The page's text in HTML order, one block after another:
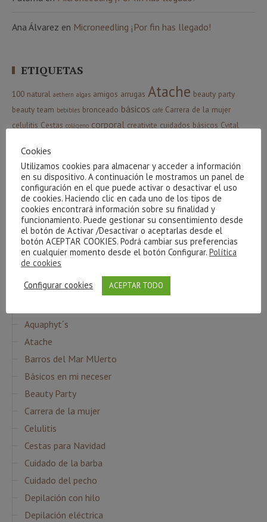
Ana Álvarez en Microneedling ¡Por fin has llegado!
ETIQUETAS
100 natural aethern algas amigos arrugas Atache beauty party
beauty team bebibles bronceado básicos café Carrera de la mujer
celulitis Cestas colágeno corporal creativite cuidados básicos Cvital
Limpieza
massadaNavidad Nutricosmética oxigenación Phyt´s
piel relaxresultados ritual serum solsorteoverano
Ácido Hialurónico
CATEGORÍAS
Ampollas Flash
Aquaphyt´s
Atache
Barros del Mar MUerto
Básicos en mi neceser
Beauty Party
Carrera de la mujer
Celulitis
Cestas para Navidad
Cuidado de la barba
Cuidado del pecho
Depilación con hilo
Depilación eléctrica
Cookies
Utilizamos cookies para almacenar y acceder a información
en su dispositivo. A continuación le mostramos un panel de
configuración en el que puede activar o desactivar el uso
de cookies. Haciendo clic en cada uno de los tipos de
cookies encontrará información sobre su finalidad y
funcionamiento. Puede gestionar su consentimiento desde
el botón de Activar /Desactivar o aceptarlas desde el
botón ACEPTAR COOKIES. Podrá cambiar sus preferencias
en cualquier momento desde el botón Configurar. Política
de cookies
Configurar cookies
ACEPTAR TODO